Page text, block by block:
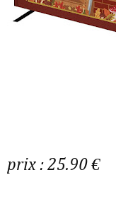
prix : 25.90 €